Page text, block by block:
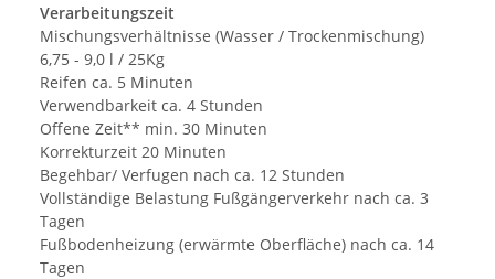
Verarbeitungszeit
Mischungsverhältnisse (Wasser / Trockenmischung)
6,75 - 9,0 l / 25Kg
Reifen ca. 5 Minuten
Verwendbarkeit ca. 4 Stunden
Offene Zeit** min. 30 Minuten
Korrekturzeit 20 Minuten
Begehbar/ Verfugen nach ca. 12 Stunden
Vollständige Belastung Fußgängerverkehr nach ca. 3
Tagen
Fußbodenheizung (erwärmte Oberfläche) nach ca. 14
Tagen